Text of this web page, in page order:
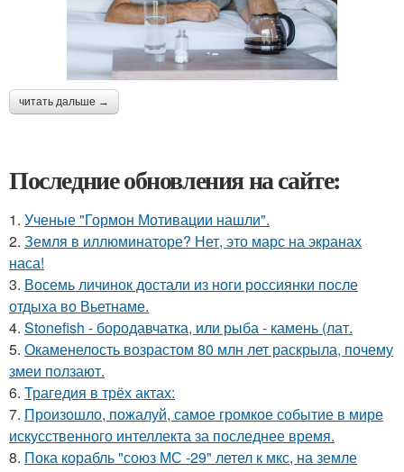
читать дальше →
Последние обновления на сайте:
1. Ученые "Гормон Мотивации нашли".
2. Земля в иллюминаторе? Нет, это марс на экранах
наса!
3. Восемь личинок достали из ноги россиянки после
отдыха во Вьетнаме.
4. Stonefish - бородавчатка, или рыба - камень (лат.
5. Окаменелость возрастом 80 млн лет раскрыла, почему
змеи ползают.
6. Трагедия в трёх актах:
7. Произошло, пожалуй, самое громкое событие в мире
искусственного интеллекта за последнее время.
8. Пока корабль "союз МС -29" летел к мкс, на земле